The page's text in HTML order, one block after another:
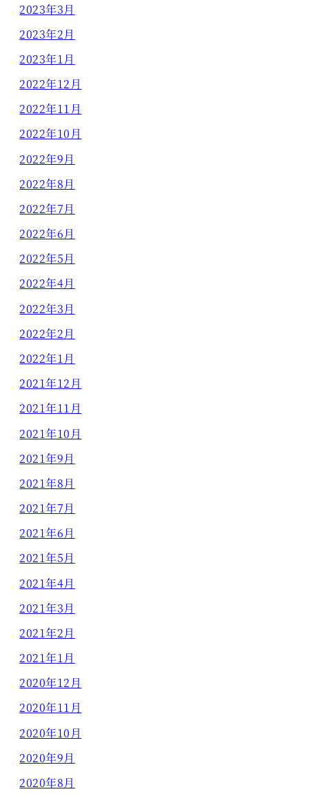
2023年3月
2023年2月
2023年1月
2022年12月
2022年11月
2022年10月
2022年9月
2022年8月
2022年7月
2022年6月
2022年5月
2022年4月
2022年3月
2022年2月
2022年1月
2021年12月
2021年11月
2021年10月
2021年9月
2021年8月
2021年7月
2021年6月
2021年5月
2021年4月
2021年3月
2021年2月
2021年1月
2020年12月
2020年11月
2020年10月
2020年9月
2020年8月